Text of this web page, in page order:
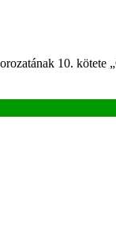
10. kötete